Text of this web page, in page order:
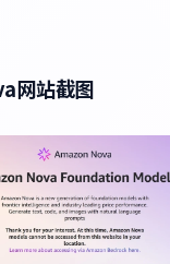
网站截图